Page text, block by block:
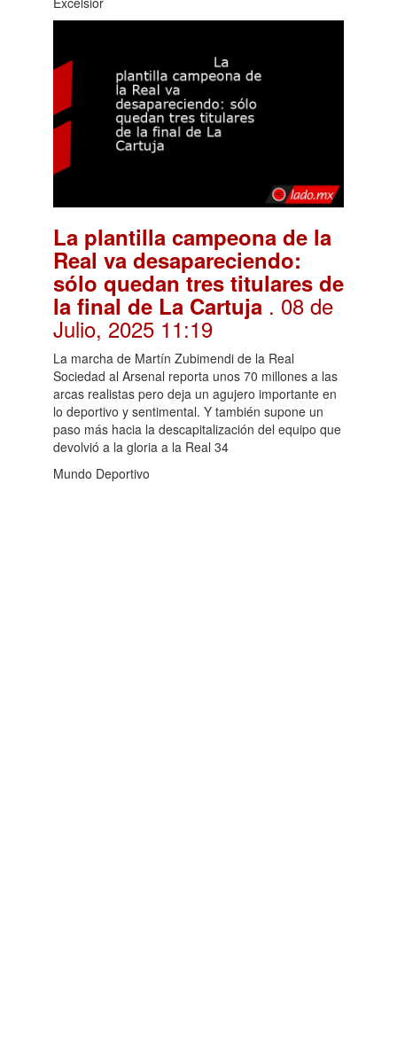
La plantilla campeona de la
Real va desapareciendo:
sólo quedan tres titulares de
la final de La Cartuja . 08 de
Julio, 2025 11:19
La marcha de Martín Zubimendi de la Real
Sociedad al Arsenal reporta unos 70 millones a las
arcas realistas pero deja un agujero importante en
lo deportivo y sentimental. Y también supone un
paso más hacia la descapitalización del equipo que
devolvió a la gloria a la Real 34
Mundo Deportivo